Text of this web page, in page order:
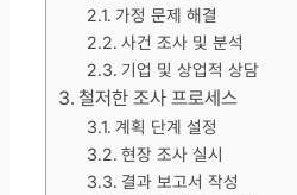
가정 문제 해결
사건 조사 및 분석
기업 및 상업적 상담
철저한 조사 프로세스
계획 단계 설정
현장 조사 실시
결과 보고서 작성